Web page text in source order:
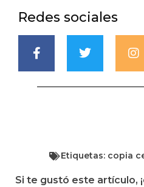
Redes sociales
Etiquetas: copia
Si te gustó este artículo,